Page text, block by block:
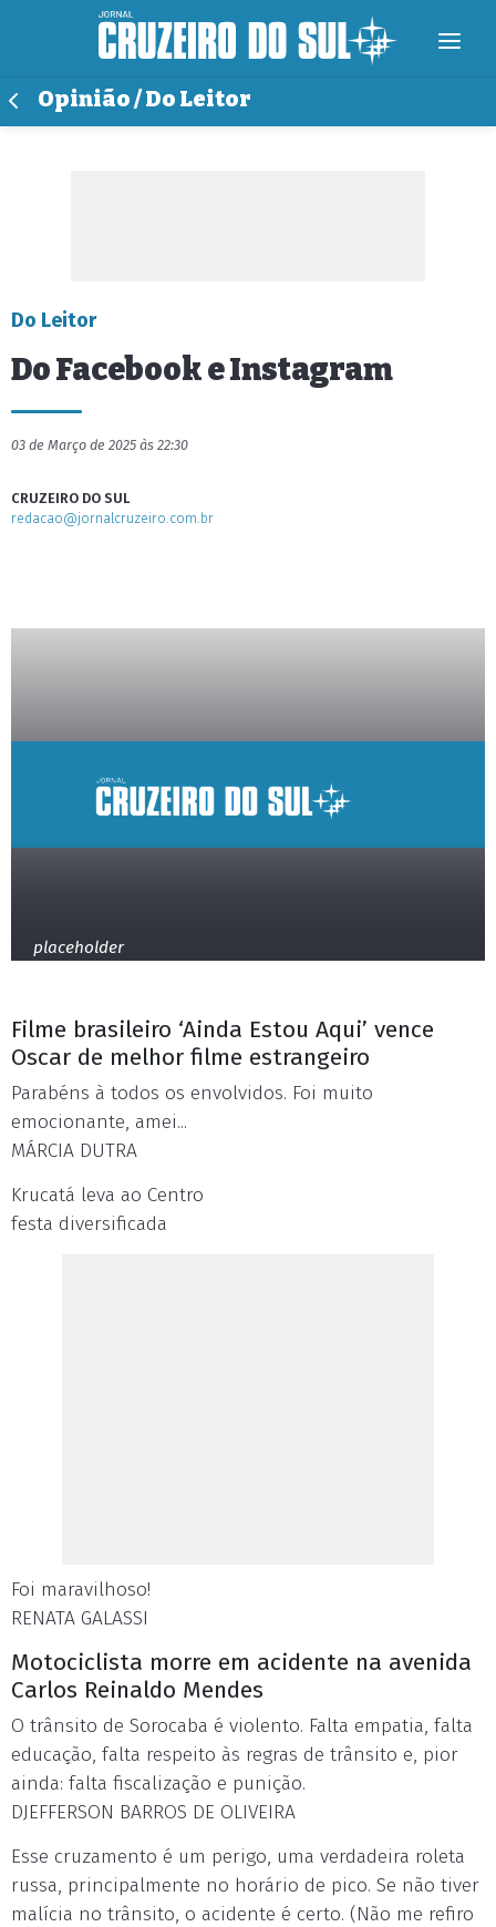
Opinião / Do Leitor
Do Leitor
Do Facebook e Instagram
03 de Março de 2025 às 22:30
CRUZEIRO DO SUL
redacao@jornalcruzeiro.com.br
placeholder
Filme brasileiro ‘Ainda Estou Aqui’ vence
Oscar de melhor filme estrangeiro
Parabéns à todos os envolvidos. Foi muito
emocionante, amei...
MÁRCIA DUTRA
Krucatá leva ao Centro
festa diversificada
Foi maravilhoso!
RENATA GALASSI
Motociclista morre em acidente na avenida
Carlos Reinaldo Mendes
O trânsito de Sorocaba é violento. Falta empatia, falta
educação, falta respeito às regras de trânsito e, pior
ainda: falta fiscalização e punição.
DJEFFERSON BARROS DE OLIVEIRA
Esse cruzamento é um perigo, uma verdadeira roleta
russa, principalmente no horário de pico. Se não tiver
malícia no trânsito, o acidente é certo. (Não me refiro